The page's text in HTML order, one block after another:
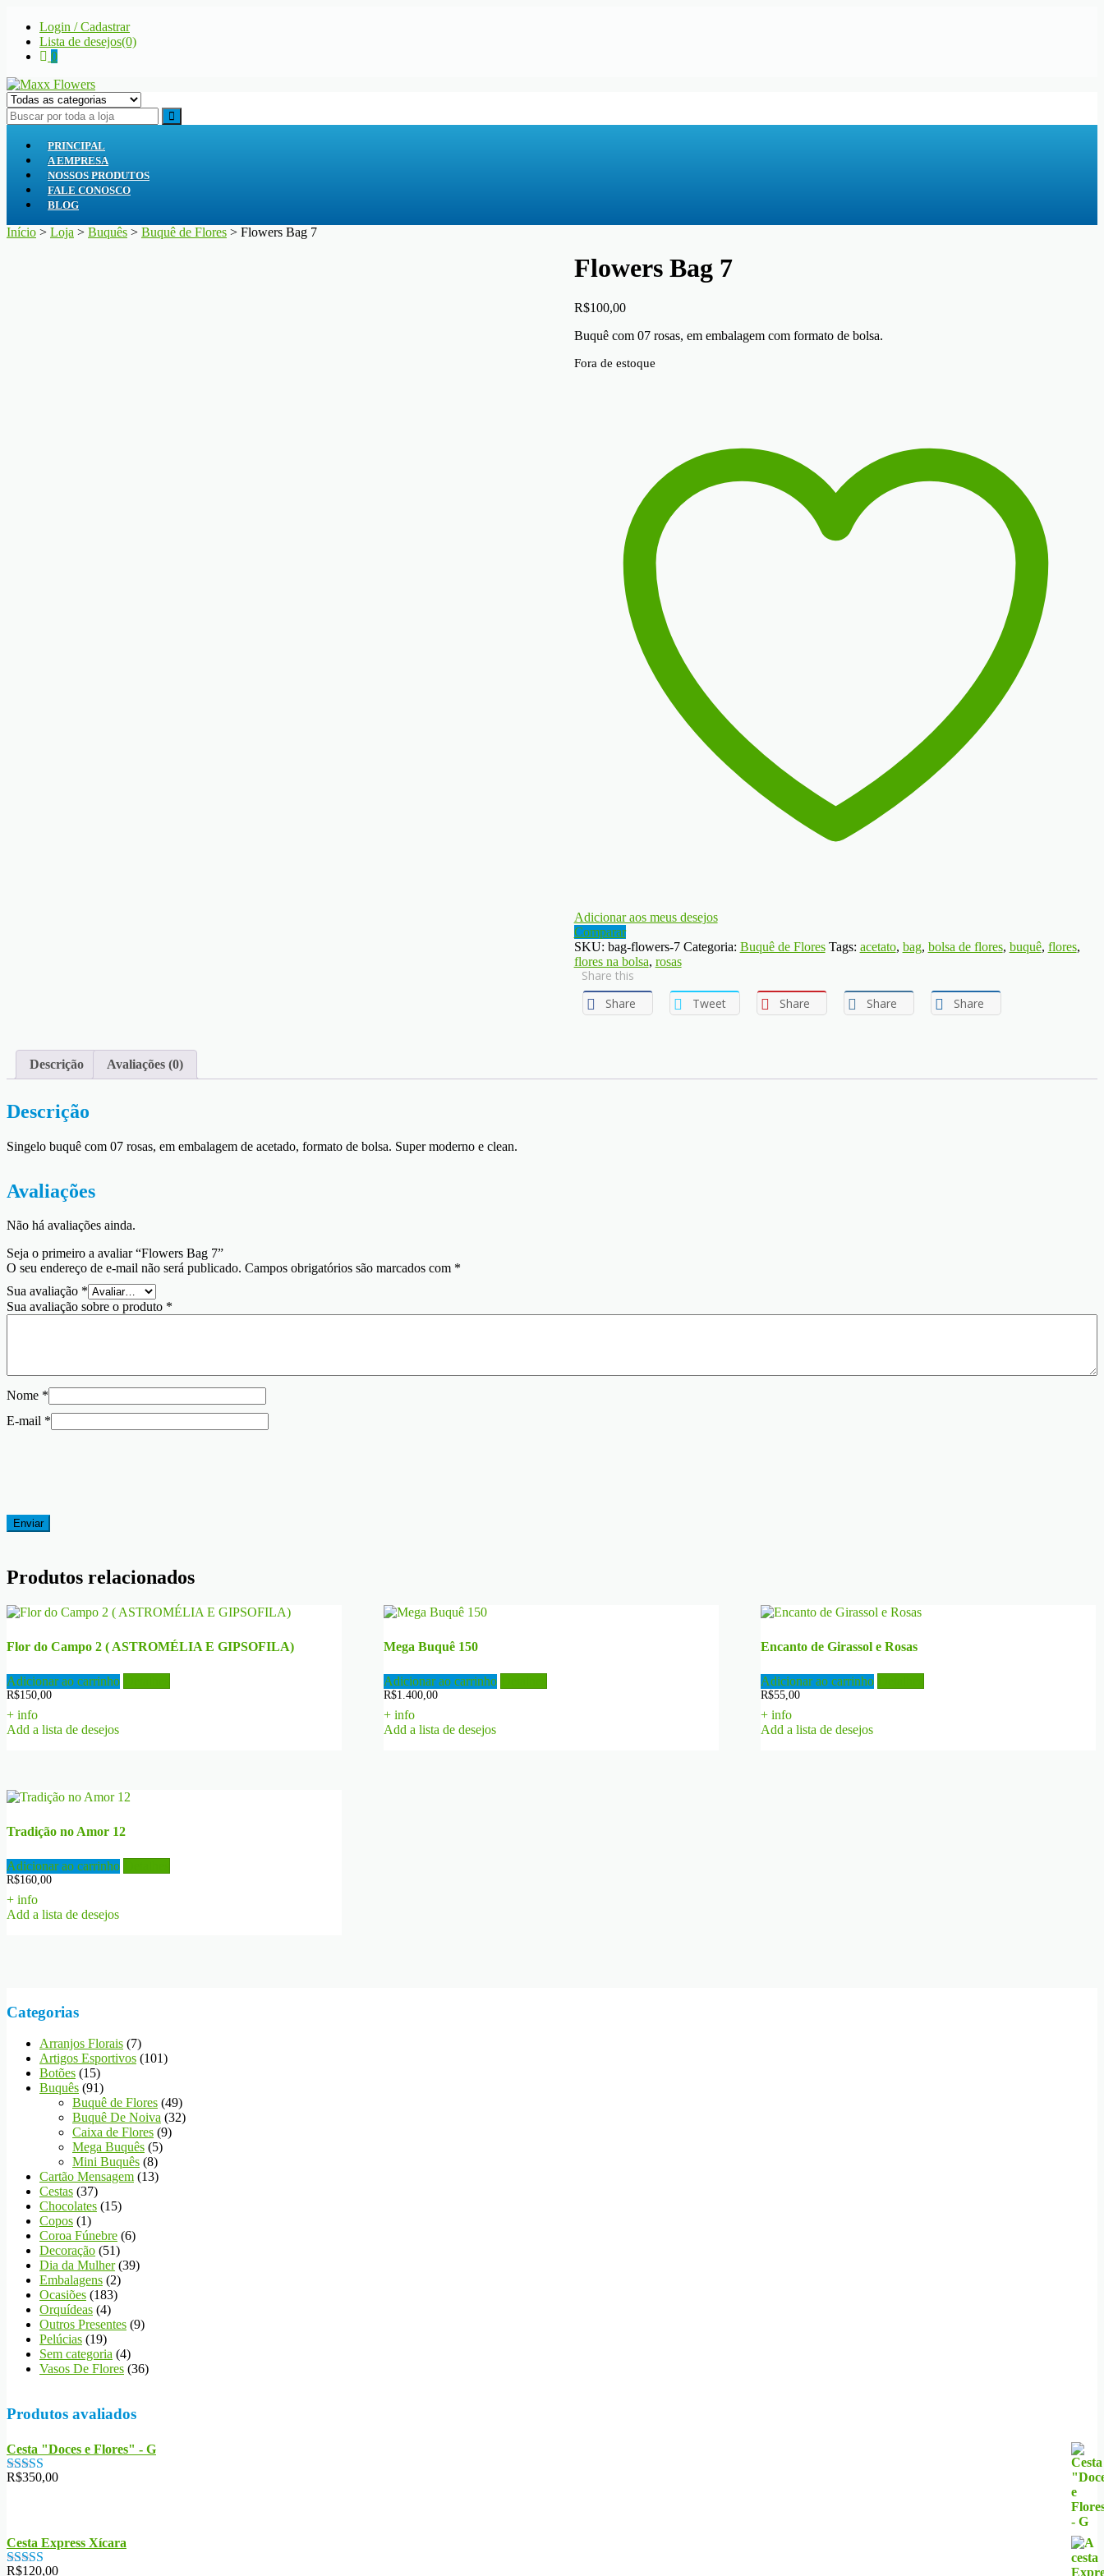
navigation
content
Login / Cadastrar
Lista de desejos(0)
0
Maxx Flowers
A sua floricultura
PRINCIPAL
A EMPRESA
NOSSOS PRODUTOS
FALE CONOSCO
BLOG
Início > Loja > Buquês > Buquê de Flores > Flowers Bag 7
Flowers Bag 7
R$100,00
Buquê com 07 rosas, em embalagem com formato de bolsa.
Fora de estoque
Adicionar aos meus desejos
Comparar
SKU: bag-flowers-7 Categoria: Buquê de Flores Tags: acetato, bag, bolsa de flores, buquê, flores,
flores na bolsa, rosas
Share this
Share
Tweet Share Share Share
Descrição Avaliações (0)
Descrição
Singelo buquê com 07 rosas, em embalagem de acetado, formato de bolsa. Super moderno e clean.
Avaliações
Não há avaliações ainda.
Seja o primeiro a avaliar “Flowers Bag 7”
O seu endereço de e-mail não será publicado. Campos obrigatórios são marcados com *
Sua avaliação *
Sua avaliação sobre o produto *
Nome *
E-mail *
Produtos relacionados
Flor do Campo 2 ( ASTROMÉLIA E GIPSOFILA)
Adicionar ao carrinho
R$150,00
+ info
Add a lista de desejos
Mega Buquê 150
Adicionar ao carrinho
R$1.400,00
+ info
Add a lista de desejos
Encanto de Girassol e Rosas
Adicionar ao carrinho
R$55,00
+ info
Add a lista de desejos
Tradição no Amor 12
Adicionar ao carrinho
R$160,00
+ info
Add a lista de desejos
Categorias
Arranjos Florais (7)
Artigos Esportivos (101)
Botões (15)
Buquês (91)
Buquê de Flores (49)
Buquê De Noiva (32)
Caixa de Flores (9)
Mega Buquês (5)
Mini Buquês (8)
Cartão Mensagem (13)
Cestas (37)
Chocolates (15)
Copos (1)
Coroa Fúnebre (6)
Decoração (51)
Dia da Mulher (39)
Embalagens (2)
Ocasiões (183)
Orquídeas (4)
Outros Presentes (9)
Pelúcias (19)
Sem categoria (4)
Vasos De Flores (36)
Produtos avaliados
Cesta "Doces e Flores" - G
Avaliação
R$350,00
Cesta Express Xícara
R$120,00